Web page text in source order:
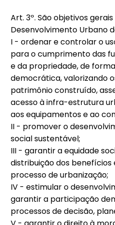
Art. 3º. São objetivos
Desenvolvimento Urbano
I - ordenar e controlar o
para o cumprimento das
e da propriedade, de
democrática, valorizando
patrimônio construído,
acesso à infra-estrutura
aos equipamentos e ao
II - promover o
social sustentável;
III - garantir a equidade
distribuição dos
processo de urbanização;
IV - estimular o
garantir a participação
processos de decisão,